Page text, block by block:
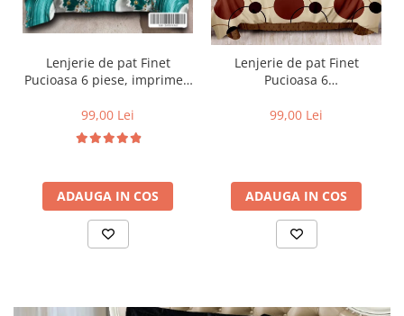
Lenjerie de pat Finet
Pucioasa 6 piese, imprimeu
alb și auriu-R619
99,00 Lei
ADAUGA IN COS
Lenjerie de pat Finet
Pucioasa 6
si buline-R369
99,00 Lei
ADAUGA IN COS